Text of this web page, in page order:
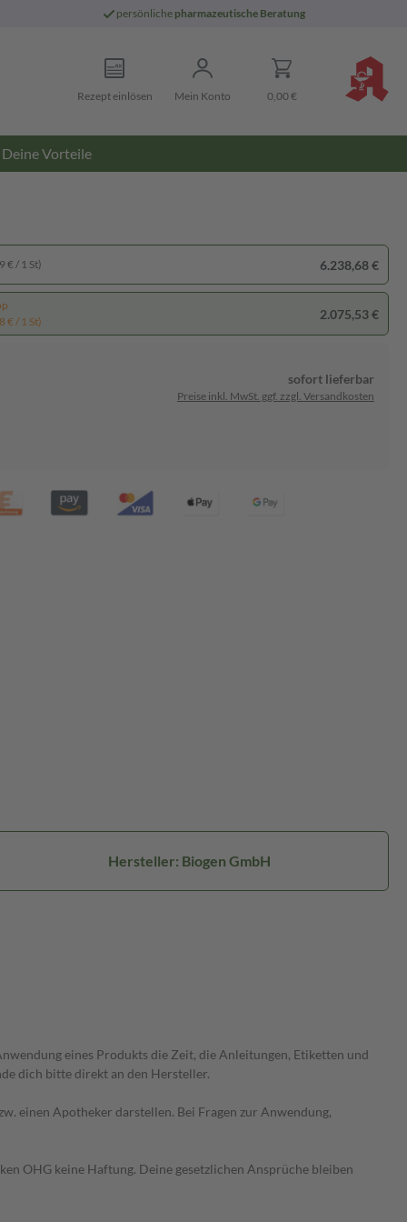
persönliche pharmazeutische Beratung
Rezept einlösen Mein Konto 0,00 €
Deine Vorteile
€ / 1 St) 6.238,68 €
€ / 1 St)
2.075,53 €
sofort lieferbar
Preise inkl. MwSt. ggf. zzgl. Versandkosten
Hersteller: Biogen GmbH
eines Produkts die Zeit, die Anleitungen, Etiketten und
dich bitte direkt an den Hersteller.
einen Apotheker darstellen. Bei Fragen zur Anwendung,
OHG keine Haftung. Deine gesetzlichen Ansprüche bleiben